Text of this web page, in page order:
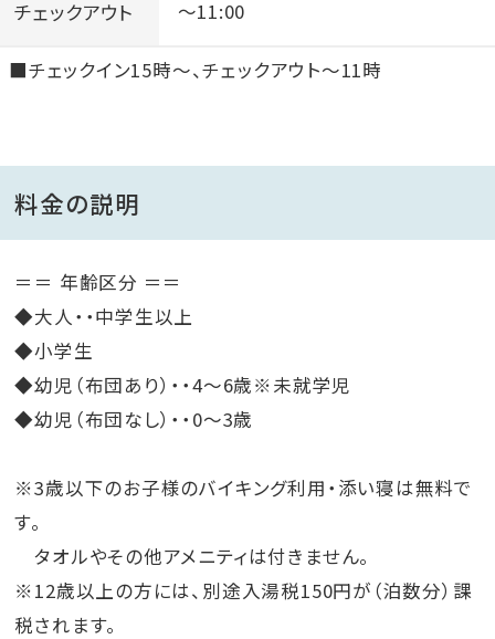
チェックアウト ～11:00
■チェックイン15時～、チェックアウト～11時
料金の説明
＝＝ 年齢区分 ＝＝
◆大人・・中学生以上
◆小学生
◆幼児（布団あり）・・4～6歳※未就学児
◆幼児（布団なし）・・0～3歳
※3歳以下のお子様のバイキング利用・添い寝は無料で
す。
タオルやその他アメニティは付きません。
※12歳以上の方には、別途入湯税150円が（泊数分）課
税されます。